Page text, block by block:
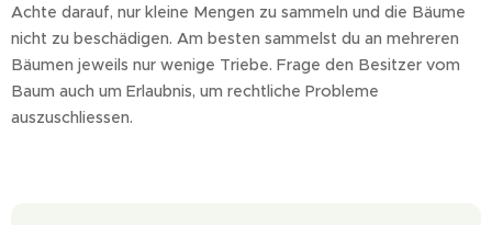
Achte darauf, nur kleine Mengen zu sammeln und die Bäume
nicht zu beschädigen. Am besten sammelst du an mehreren
Bäumen jeweils nur wenige Triebe. Frage den Besitzer vom
Baum auch um Erlaubnis, um rechtliche Probleme
auszuschliessen.